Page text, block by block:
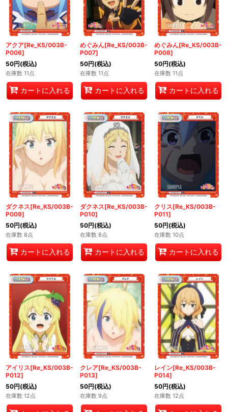
アクア[Re_KS/003B-
P006]
50円(税込)
在庫数 11点
カートに入れる
めぐみん[Re_KS/003B-
P007]
50円(税込)
在庫数 11点
カートに入れる
めぐみん[Re_KS/003B-
P008]
50円(税込)
在庫数 11点
カートに入れる
ダクネス[Re_KS/003B-
P009]
50円(税込)
在庫数 8点
カートに入れる
ダクネス[Re_KS/003B-
P010]
50円(税込)
在庫数 8点
カートに入れる
クリス[Re_KS/003B-
P011]
50円(税込)
在庫数 10点
カートに入れる
アイリス[Re_KS/003B-
P012]
50円(税込)
在庫数 12点
クレア[Re_KS/003B-
P013]
50円(税込)
在庫数 9点
レイン[Re_KS/003B-
P014]
50円(税込)
在庫数 12点